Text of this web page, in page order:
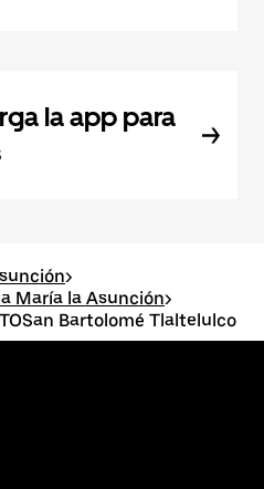
la app para
>
María la Asunción>
Bartolomé Tlaltelulco